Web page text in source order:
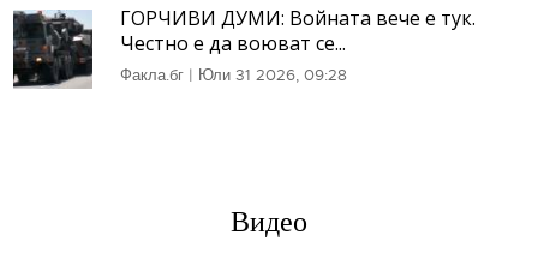
ГОРЧИВИ ДУМИ: Войната вече е тук.
Честно е да воюват се...
Факла.бг | Юли 31 2026, 09:28
Видео